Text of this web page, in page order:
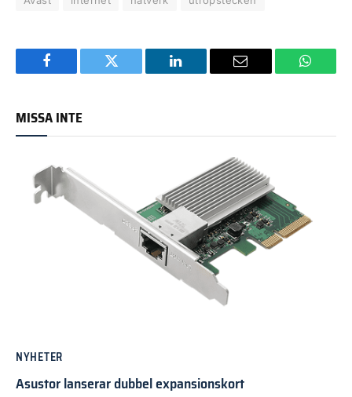
Facebook Twitter LinkedIn Email
MISSA INTE
NYHETER
Asustor lanserar dubbel expansionskort